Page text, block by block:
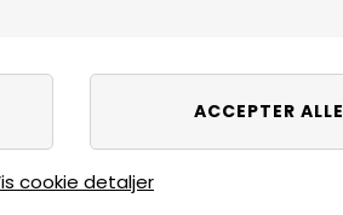
cookie detaljer